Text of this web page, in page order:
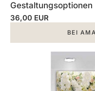
Gestaltungsoptionen
36,00 EUR
BEI